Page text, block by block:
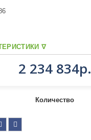
ᐁ
2 234 834р.
Количество